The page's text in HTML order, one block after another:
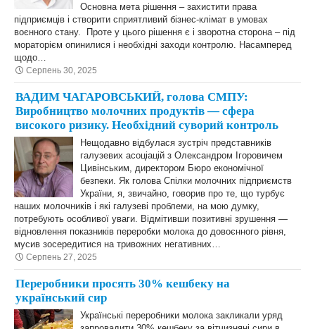
Основна мета рішення – захистити права
підприємців і створити сприятливий бізнес-клімат в умовах
воєнного стану. Проте у цього рішення є і зворотна сторона – під
мораторієм опинилися і необхідні заходи контролю. Насамперед
щодо…
Серпень 30, 2025
ВАДИМ ЧАГАРОВСЬКИЙ, голова СМПУ:
Виробництво молочних продуктів — сфера
високого ризику. Необхідний суворий контроль
Нещодавно відбулася зустріч представників
галузевих асоціацій з Олександром Ігоровичем
Цивінським, директором Бюро економічної
безпеки. Як голова Спілки молочних підприємств
України, я, звичайно, говорив про те, що турбує
наших молочників і які галузеві проблеми, на мою думку,
потребують особливої уваги. Відмітивши позитивні зрушення —
відновлення показників переробки молока до довоєнного рівня,
мусив зосередитися на тривожних негативних…
Серпень 27, 2025
Переробники просять 30% кешбеку на
український сир
Українські переробники молока закликали уряд